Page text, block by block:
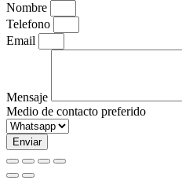
Nombre
Telefono
Email
Mensaje
Medio de contacto preferido
Enviar